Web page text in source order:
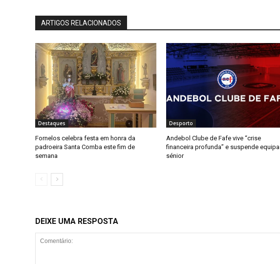
ARTIGOS RELACIONADOS
Destaques
Fornelos celebra festa em honra da
padroeira Santa Comba este fim de
semana
Desporto
Andebol Clube de Fafe vive “crise
financeira profunda” e suspende equipa
sénior
DEIXE UMA RESPOSTA